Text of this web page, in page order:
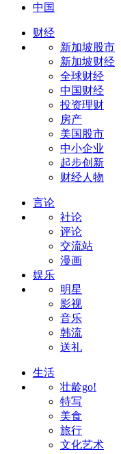
中国
财经
新加坡股市
新加坡财经
全球财经
中国财经
投资理财
房产
美国股市
中小企业
起步创新
财经人物
言论
社论
评论
交流站
漫画
娱乐
明星
影视
音乐
韩流
送礼
生活
壮龄go!
特写
美食
旅行
文化艺术